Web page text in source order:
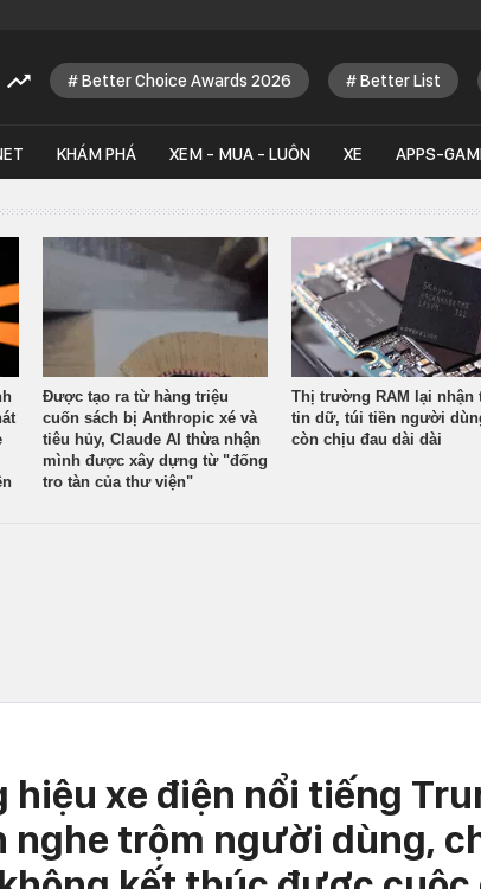
Better Choice Awards 2026 Better List
KHÁM PHÁ XEM - MUA - LUÔN XE APPS-
Được tạo ra từ hàng triệu
cuốn sách bị Anthropic xé và
tiêu hủy, Claude AI thừa nhận
mình được xây dựng từ "đống
tro tàn của thư viện"
Thị trường RAM lại nhận
tin dữ, túi tiền người
còn chịu đau dài dài
xe điện nổi tiếng
nghe trộm người dùng,